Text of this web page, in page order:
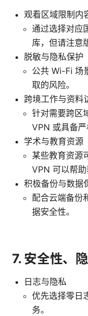
观看区域限制内
通过选择对应
库，但请注意
脱敏与隐私保护
公共 Wi-Fi 场
取的风险。
跨境工作与资料
针对需要跨区
VPN 或具备严
学术与教育资源
某些教育资源
VPN 可以帮助
积极备份与数据
配合云端备份
据安全性。
7. 安全性、
日志与隐私
优先选择零日
务。